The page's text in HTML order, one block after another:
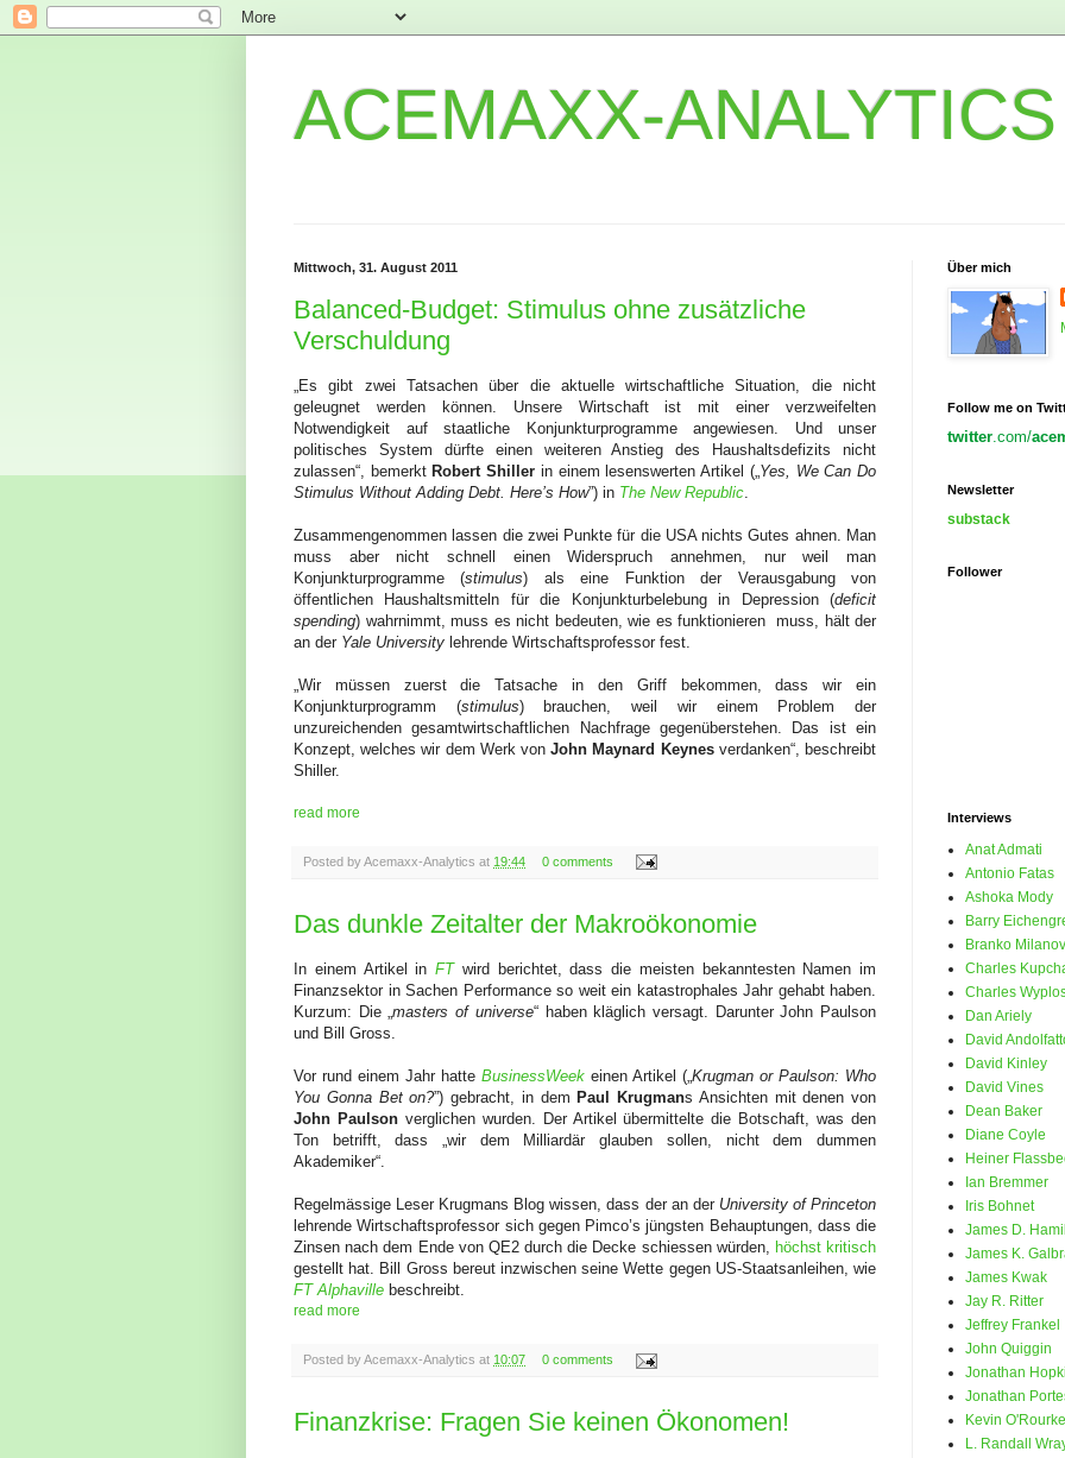
ACEMAXX-ANALYTICS
Mittwoch, 31. August 2011
Balanced-Budget: Stimulus ohne zusätzliche
Verschuldung
„Es gibt zwei Tatsachen über die aktuelle wirtschaftliche Situation, die nicht
geleugnet werden können. Unsere Wirtschaft ist mit einer verzweifelten
Notwendigkeit auf staatliche Konjunkturprogramme angewiesen. Und unser
politisches System dürfte einen weiteren Anstieg des Haushaltsdefizits nicht
zulassen“, bemerktRobert Shiller in einem lesenswerten Artikel („ Yes, We Can Do
Stimulus Without Adding Debt. Here’s How”) in The New Republic
Zusammengenommen lassen die zwei Punkte für die USA nichts Gutes ahnen. Man
muss aber nicht schnell einen Widerspruch annehmen, nur weil man
Konjunkturprogramme (stimulus) als eine Funktion der Verausgabung von
öffentlichen Haushaltsmitteln für die Konjunkturbelebung in Depression (deficit
spending) wahrnimmt, muss es nicht bedeuten, wie es funktionieren muss, hält der
an der Yale University lehrende Wirtschaftsprofessor fest.
„Wir müssen zuerst die Tatsache in den Griff bekommen, dass wir ein
Konjunkturprogramm (stimulus) brauchen, weil wir einem Problem der
unzureichenden gesamtwirtschaftlichen Nachfrage gegenüberstehen. Das ist ein
Konzept, welches wir dem Werk vonJohn Maynard Keynesverdanken“, beschreibt
Shiller.
read more
Posted byAcemaxx-Analytics at 19:44 0 comments
Das dunkle Zeitalter der Makroökonomie
In einem Artikel in FTwird berichtet, dass die meisten bekanntesten Namen im
Finanzsektor in Sachen Performance so weit ein katastrophales Jahr gehabt haben.
Kurzum: Die „masters of universe“ haben kläglich versagt. Darunter John Paulson
und Bill Gross.
Vor rund einem Jahr hatte BusinessWeek einen Artikel („ Krugman or Paulson: Who
You Gonna Bet on?”) gebracht, in dem Paul Krugmans Ansichten mit denen von
John Paulsonverglichen wurden. Der Artikel übermittelte die Botschaft, was den
Ton betrifft, dass „wir dem Milliardär glauben sollen, nicht dem dummen
Akademiker“.
Regelmässige Leser Krugmans Blog wissen, dass der an der University of Princeton
lehrende Wirtschaftsprofessor sich gegen Pimco’s jüngsten Behauptungen, dass die
Zinsen nach dem Ende von QE2 durch die Decke schiessen würden,
höchst kritisch
gestellt hat. Bill Gross bereut inzwischen seine Wette gegen US-Staatsanleihen, wie
FT Alphaville beschreibt.
read more
Posted byAcemaxx-Analytics at 10:07 0 comments
Finanzkrise: Fragen Sie keinen Ökonomen!
Über mich
Follow me on
twitter.com/
Newsletter
substack
Follower
Interviews
Anat Admati
Antonio Fatas
Ashoka Mody
Barry
Branko
Charles
Charles
Dan Ariely
David
David Kinley
David Vines
Dean Baker
Diane Coyle
Heiner
Ian Bremmer
Iris Bohnet
James D.
James K.
James Kwak
Jay R. Ritter
Jeffrey Frankel
John Quiggin
Jonathan
Jonathan
Kevin O'Rourke
L. Randall